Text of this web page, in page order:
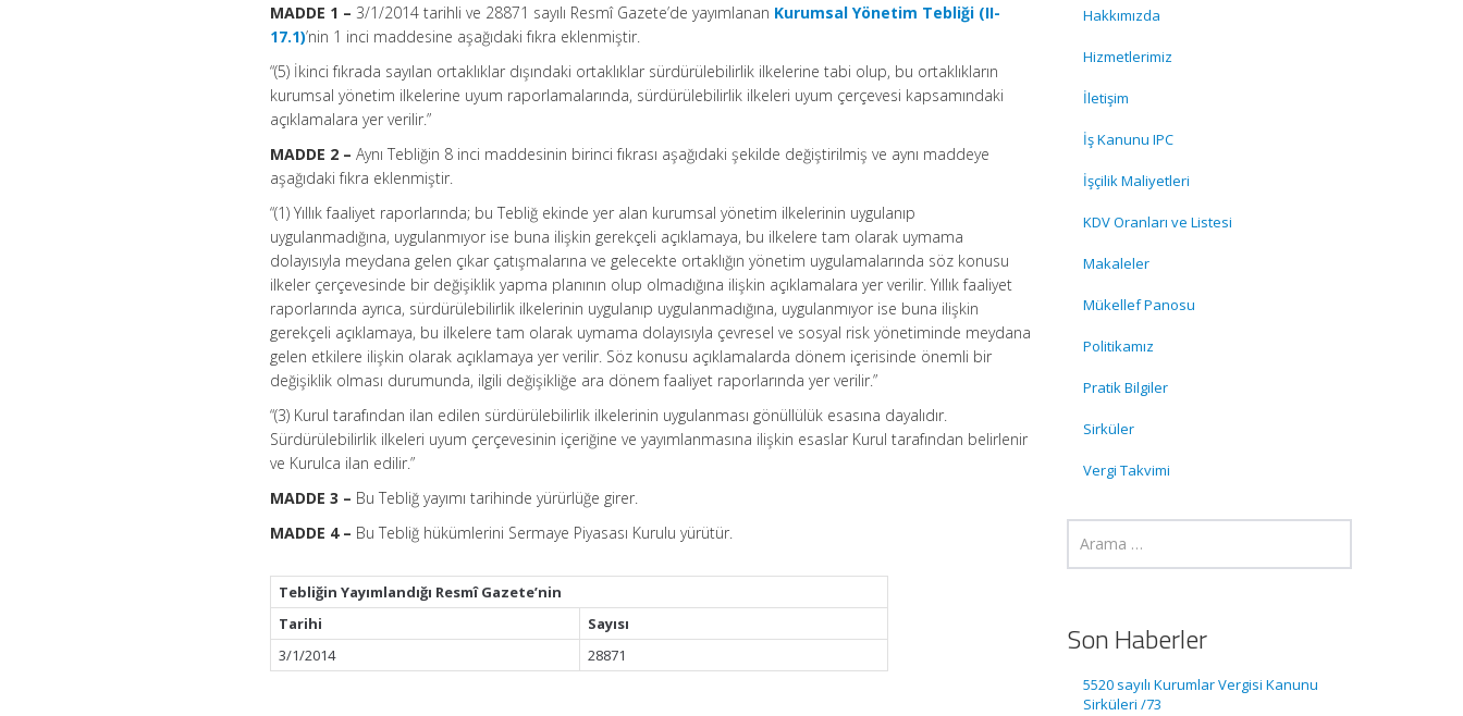
MADDE 1 – 3/1/2014 tarihli ve 28871 sayılı Resmî Gazete’de yayımlanan Kurumsal Yönetim Tebliği (II-
17.1)’nin 1 inci maddesine aşağıdaki fıkra eklenmiştir.
“(5) İkinci fıkrada sayılan ortaklıklar dışındaki ortaklıklar sürdürülebilirlik ilkelerine tabi olup, bu ortaklıkların
kurumsal yönetim ilkelerine uyum raporlamalarında, sürdürülebilirlik ilkeleri uyum çerçevesi kapsamındaki
açıklamalara yer verilir.”
MADDE 2 – Aynı Tebliğin 8 inci maddesinin birinci fıkrası aşağıdaki şekilde değiştirilmiş ve aynı maddeye
aşağıdaki fıkra eklenmiştir.
“(1) Yıllık faaliyet raporlarında; bu Tebliğ ekinde yer alan kurumsal yönetim ilkelerinin uygulanıp
uygulanmadığına, uygulanmıyor ise buna ilişkin gerekçeli açıklamaya, bu ilkelere tam olarak uymama
dolayısıyla meydana gelen çıkar çatışmalarına ve gelecekte ortaklığın yönetim uygulamalarında söz konusu
ilkeler çerçevesinde bir değişiklik yapma planının olup olmadığına ilişkin açıklamalara yer verilir. Yıllık faaliyet
raporlarında ayrıca, sürdürülebilirlik ilkelerinin uygulanıp uygulanmadığına, uygulanmıyor ise buna ilişkin
gerekçeli açıklamaya, bu ilkelere tam olarak uymama dolayısıyla çevresel ve sosyal risk yönetiminde meydana
gelen etkilere ilişkin olarak açıklamaya yer verilir. Söz konusu açıklamalarda dönem içerisinde önemli bir
değişiklik olması durumunda, ilgili değişikliğe ara dönem faaliyet raporlarında yer verilir.”
“(3) Kurul tarafından ilan edilen sürdürülebilirlik ilkelerinin uygulanması gönüllülük esasına dayalıdır.
Sürdürülebilirlik ilkeleri uyum çerçevesinin içeriğine ve yayımlanmasına ilişkin esaslar Kurul tarafından belirlenir
ve Kurulca ilan edilir.”
MADDE 3 – Bu Tebliğ yayımı tarihinde yürürlüğe girer.
MADDE 4 – Bu Tebliğ hükümlerini Sermaye Piyasası Kurulu yürütür.
Tebliğin Yayımlandığı Resmî Gazete’nin
Tarihi
Sayısı
3/1/2014
28871
Hakkımızda
Hizmetlerimiz
İletişim
İş Kanunu IPC
İşçilik Maliyetleri
KDV Oranları ve Listesi
Makaleler
Mükellef Panosu
Politikamız
Pratik Bilgiler
Sirküler
Vergi Takvimi
Son Haberler
5520 sayılı Kurumlar Vergisi Kanunu
Sirküleri /73